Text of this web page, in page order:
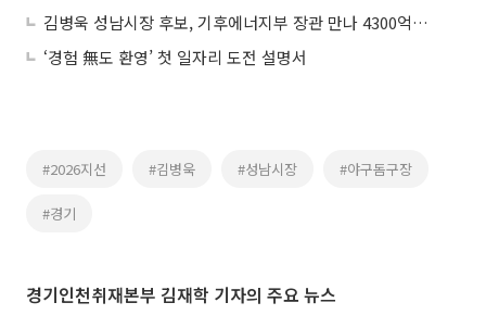
김병욱 성남시장 후보, 기후에너지부 장관 만나 4300억원 하수도 국비 지원 요청
‘경험 無도 환영’ 첫 일자리 도전 설명서
#2026지선 #김병욱 #성남시장 #야구돔구장
#경기
경기인천취재본부 김재학 기자의 주요 뉴스